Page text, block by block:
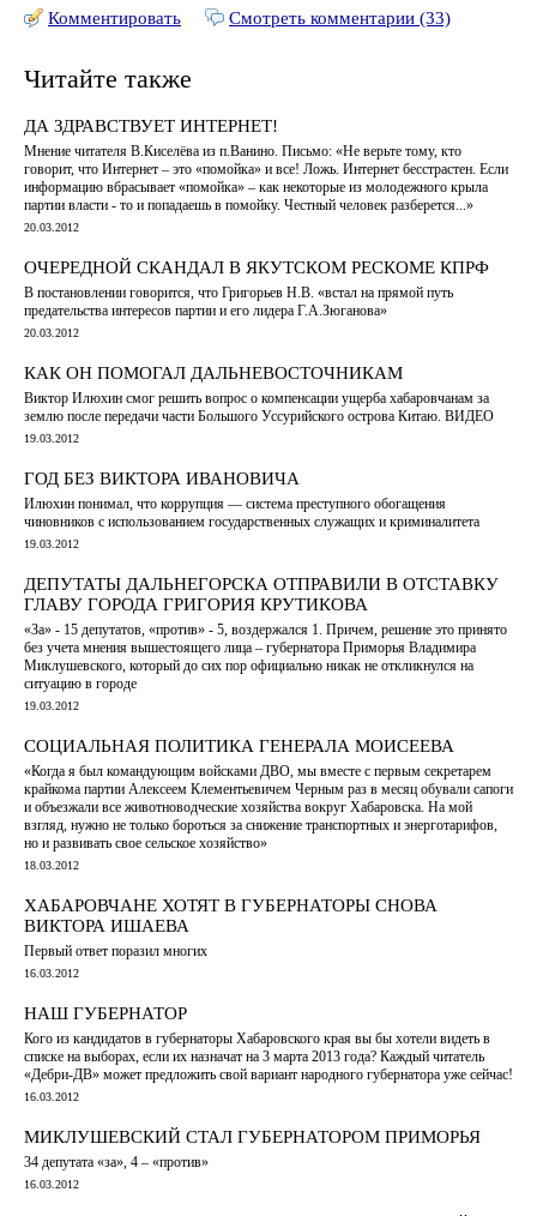
Комментировать Смотреть комментарии (33)
Читайте также
ДА ЗДРАВСТВУЕТ ИНТЕРНЕТ!
Мнение читателя В.Киселёва из п.Ванино. Письмо: «Не верьте тому, кто
говорит, что Интернет – это «помойка» и все! Ложь. Интернет бесстрастен. Если
информацию вбрасывает «помойка» – как некоторые из молодежного крыла
партии власти - то и попадаешь в помойку. Честный человек разберется...»
20.03.2012
ОЧЕРЕДНОЙ СКАНДАЛ В ЯКУТСКОМ РЕСКОМЕ КПРФ
В постановлении говорится, что Григорьев Н.В. «встал на прямой путь
предательства интересов партии и его лидера Г.А.Зюганова»
20.03.2012
КАК ОН ПОМОГАЛ ДАЛЬНЕВОСТОЧНИКАМ
Виктор Илюхин смог решить вопрос о компенсации ущерба хабаровчанам за
землю после передачи части Большого Уссурийского острова Китаю. ВИДЕО
19.03.2012
ГОД БЕЗ ВИКТОРА ИВАНОВИЧА
Илюхин понимал, что коррупция — система преступного обогащения
чиновников с использованием государственных служащих и криминалитета
19.03.2012
ДЕПУТАТЫ ДАЛЬНЕГОРСКА ОТПРАВИЛИ В ОТСТАВКУ
ГЛАВУ ГОРОДА ГРИГОРИЯ КРУТИКОВА
«За» - 15 депутатов, «против» - 5, воздержался 1. Причем, решение это принято
без учета мнения вышестоящего лица – губернатора Приморья Владимира
Миклушевского, который до сих пор официально никак не откликнулся на
ситуацию в городе
19.03.2012
СОЦИАЛЬНАЯ ПОЛИТИКА ГЕНЕРАЛА МОИСЕЕВА
«Когда я был командующим войсками ДВО, мы вместе с первым секретарем
крайкома партии Алексеем Клементьевичем Черным раз в месяц обували сапоги
и объезжали все животноводческие хозяйства вокруг Хабаровска. На мой
взгляд, нужно не только бороться за снижение транспортных и энерготарифов,
но и развивать свое сельское хозяйство»
18.03.2012
ХАБАРОВЧАНЕ ХОТЯТ В ГУБЕРНАТОРЫ СНОВА
ВИКТОРА ИШАЕВА
Первый ответ поразил многих
16.03.2012
НАШ ГУБЕРНАТОР
Кого из кандидатов в губернаторы Хабаровского края вы бы хотели видеть в
списке на выборах, если их назначат на 3 марта 2013 года? Каждый читатель
«Дебри-ДВ» может предложить свой вариант народного губернатора уже сейчас!
16.03.2012
МИКЛУШЕВСКИЙ СТАЛ ГУБЕРНАТОРОМ ПРИМОРЬЯ
34 депутата «за», 4 – «против»
16.03.2012